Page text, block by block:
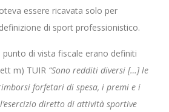
essere ricavata solo per
di sport professionistico.
punto di vista fiscale erano definiti
m) TUIR “Sono redditi diversi […] le
forfetari di spesa, i premi e i
diretto di attività sportive